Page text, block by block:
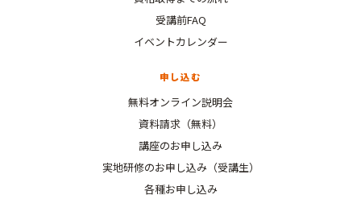
受講前FAQ
イベントカレンダー
申し込む
無料オンライン説明会
資料請求（無料）
講座のお申し込み
実地研修のお申し込み（受講生）
各種お申し込み